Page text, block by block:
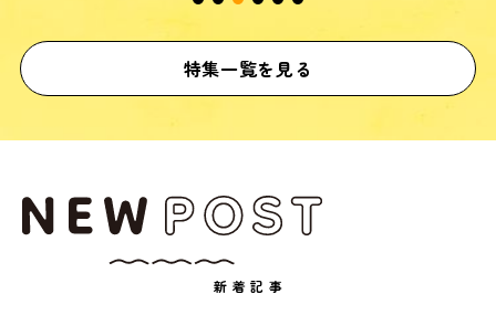
特集一覧を見る
新着記事